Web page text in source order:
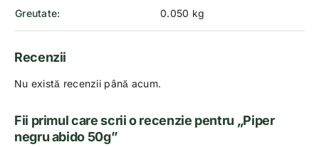
Greutate 0.050 kg
Recenzii
Nu există recenzii până acum.
Fii primul care scrii o recenzie pentru „Piper
negru abido 50g”